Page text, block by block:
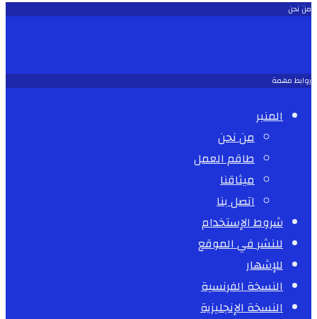
من نحن
روابط مهمة
المنبر
من نحن
طاقم العمل
ميثاقنا
اتصل بنا
شروط الإستخدام
للنشر في الموقع
للإشهار
النسخة الفرنسية
النسخة الإنجليزية